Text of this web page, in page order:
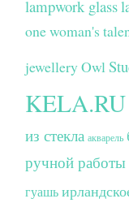
lampwork glass
one woman's
jewelleryOwl
KELA.RU
из стекла акварель
ручной работы
гуашь